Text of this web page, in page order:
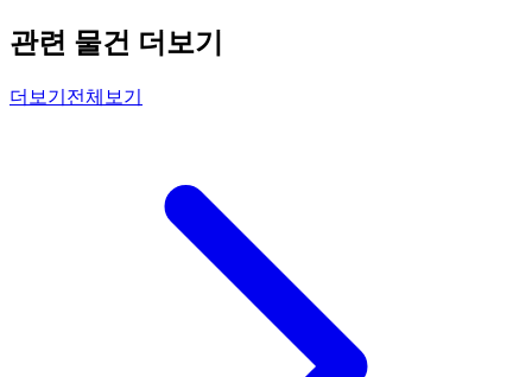
관련 물건 더보기
더보기 전체보기